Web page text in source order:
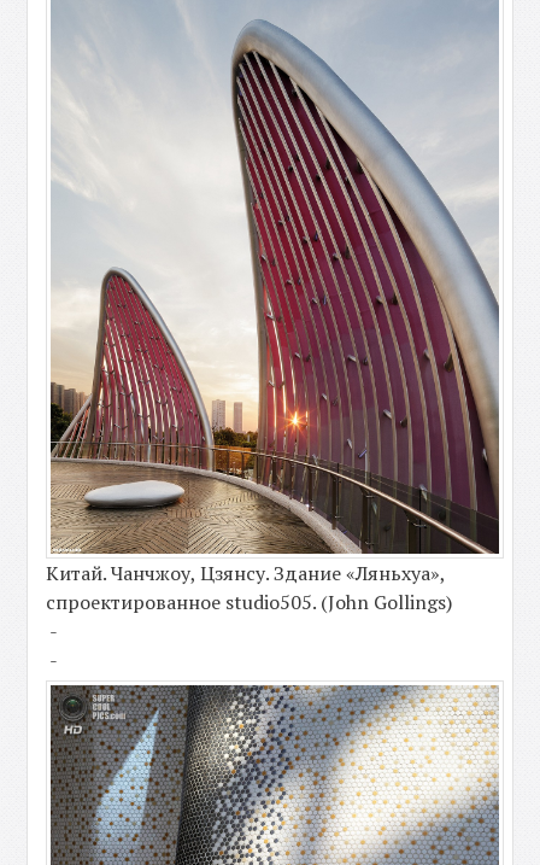
Китай. Чанчжоу, Цзянсу. Здание «Ляньхуа»,
спроектированное studio505. (John Gollings)
-
-